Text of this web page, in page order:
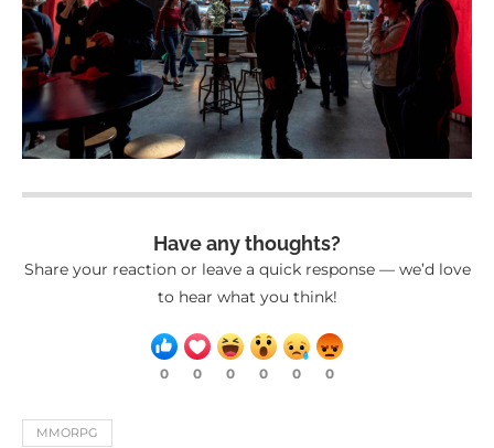
Have any thoughts?
Share your reaction or leave a quick response — we’d love
to hear what you think!
0 0 0 0 0 0
MMORPG